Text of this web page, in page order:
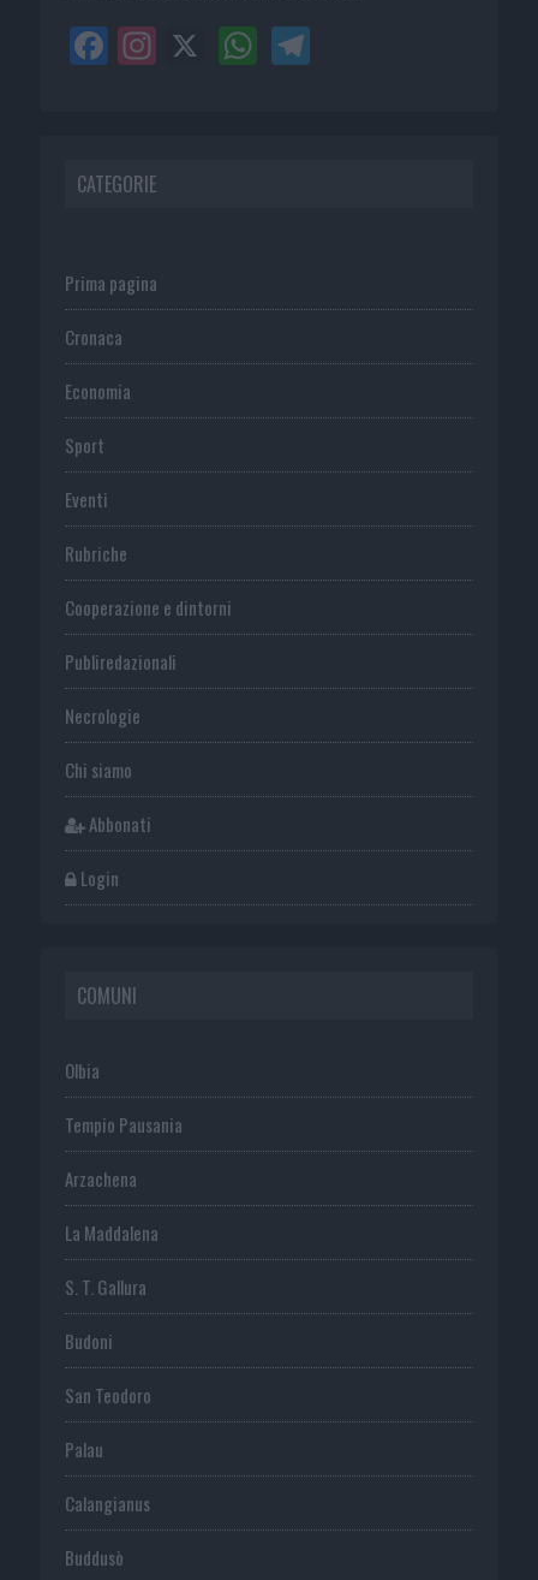
CATEGORIE
Prima pagina
Cronaca
Economia
Sport
Eventi
Rubriche
Cooperazione e dintorni
Publiredazionali
Necrologie
Chi siamo
Abbonati
Login
COMUNI
Olbia
Tempio Pausania
Arzachena
La Maddalena
S. T. Gallura
Budoni
San Teodoro
Palau
Calangianus
Buddusò